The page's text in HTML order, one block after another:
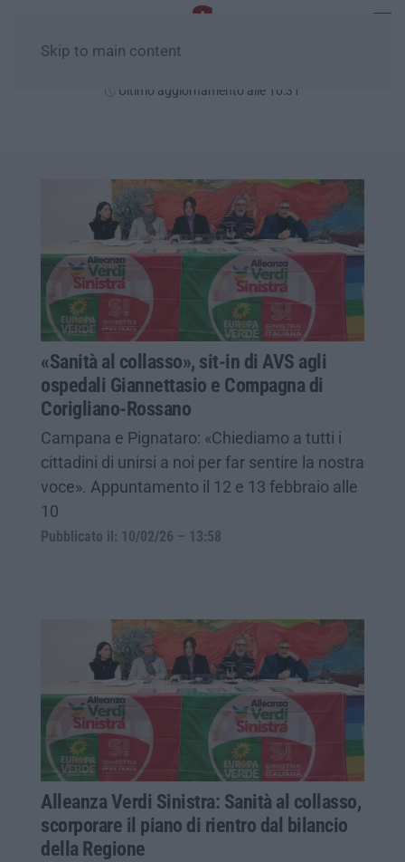
Skip to main content
Ultimo aggiornamento alle 10:31
«Sanità al collasso», sit-in di AVS agli
ospedali Giannettasio e Compagna di
Corigliano-Rossano
Campana e Pignataro: «Chiediamo a tutti i
cittadini di unirsi a noi per far sentire la nostra
voce». Appuntamento il 12 e 13 febbraio alle
10
Pubblicato il: 10/02/26 – 13:58
Alleanza Verdi Sinistra: Sanità al collasso,
scorporare il piano di rientro dal bilancio
della Regione